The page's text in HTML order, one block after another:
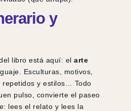
y
libro está aquí: el arte
Esculturas, motivos,
y estilos… Todo
pulso, convierte el paseo
lees el relato y lees la